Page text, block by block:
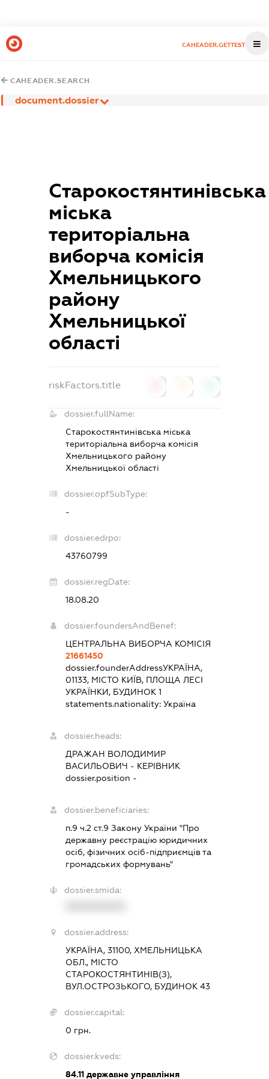
CAHEADER.GETTEST
CAHEADER.SEARCH
document.dossier
Старокостянтинівська
міська
територіальна
виборча комісія
Хмельницького
району
Хмельницької
області
riskFactors.title
dossier.fullName:
Старокостянтинівська міська
територіальна виборча комісія
Хмельницького району
Хмельницької області
dossier.opfSubType:
-
dossier.edrpo:
43760799
dossier.regDate:
18.08.20
dossier.foundersAndBenef:
ЦЕНТРАЛЬНА ВИБОРЧА КОМІСІЯ
21661450
dossier.founderAddressУКРАЇНА,
01133, МІСТО КИЇВ, ПЛОЩА ЛЕСІ
УКРАЇНКИ, БУДИНОК 1
statements.nationality:Україна
dossier.heads:
ДРАЖАН ВОЛОДИМИР
ВАСИЛЬОВИЧ - КЕРІВНИК
dossier.position -
dossier.beneficiaries:
п.9 ч.2 ст.9 Закону України "Про
державну реєстрацію юридичних
осіб, фізичних осіб-підприємців та
громадських формувань"
dossier.smida:
dossier.address:
УКРАЇНА, 31100, ХМЕЛЬНИЦЬКА
ОБЛ., МІСТО
СТАРОКОСТЯНТИНІВ(З),
ВУЛ.ОСТРОЗЬКОГО, БУДИНОК 43
dossier.capital:
0 грн.
dossier.kveds:
84.11 державне управління